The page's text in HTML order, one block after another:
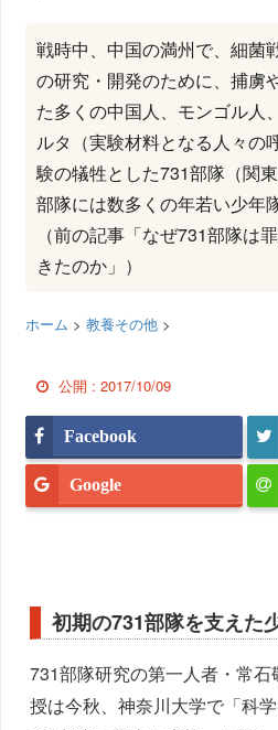
戦時中、中国の満州で、細菌
の研究・開発のために、捕虜
た多くの中国人、モンゴル人
ルタ（実験材料となる人々の
験の犠牲とした731部隊（関
部隊には数多くの年若い少年
（前の記事「なぜ731部隊は
きたのか」）
ホーム >教養その他 >
公開 :2017/10/09
Facebook
Google
初期の731部隊を支えた
731部隊研究の第一人者・常
授は今秋、神奈川大学で「科